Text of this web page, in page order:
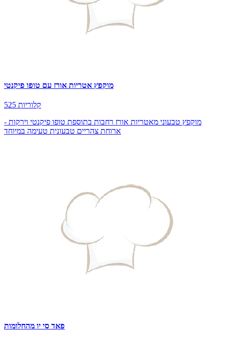
מוקפץ אטריות אורז עם טופו פיקנטי
525 קלוריות
מוקפץ טבעוני מאטריות אורז רחבות בתוספת טופו פיקנטי וירקות -
ארוחת צהריים טבעונית טעימה במיוחד
פאד סי יו מהחלומות